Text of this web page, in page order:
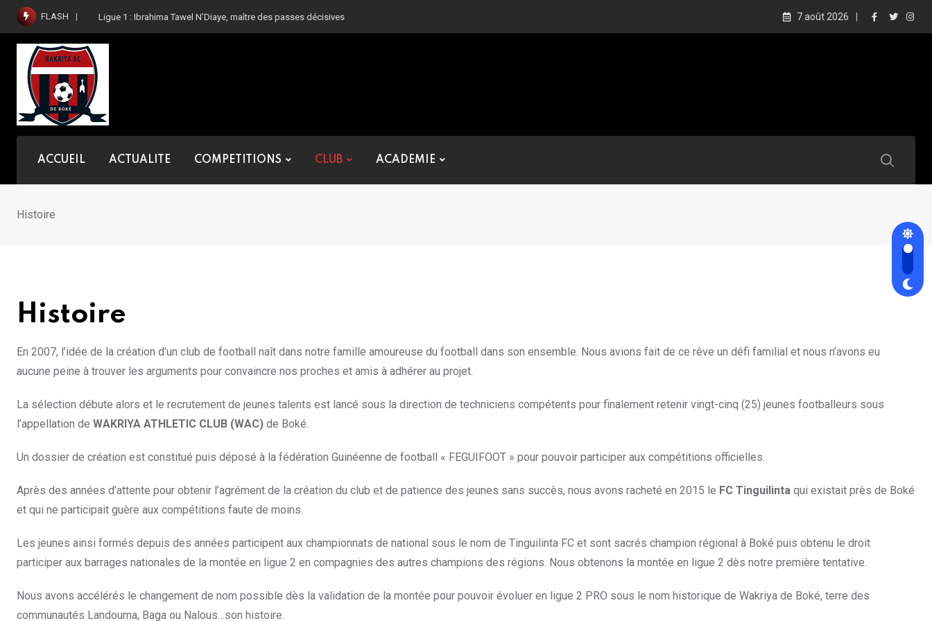
Skip
content
FLASH Ligue 1 : Ibrahima Tawel N’Diaye, maître des passes décisives 7 août 2026
ACCUEIL ACTUALITE COMPETITIONS CLUB ACADEMIE
Histoire
Histoire
En 2007, l’idée de la création d’un club de football naît dans notre famille amoureuse du football dans son ensemble. Nous avions fait de ce rêve un défi familial et nous n’avons eu
aucune peine à trouver les arguments pour convaincre nos proches et amis à adhérer au projet.
La sélection débute alors et le recrutement de jeunes talents est lancé sous la direction de techniciens compétents pour finalement retenir vingt-cinq (25) jeunes footballeurs sous
l’appellation de WAKRIYA ATHLETIC CLUB (WAC) de Boké.
Un dossier de création est constitué puis déposé à la fédération Guinéenne de football « FEGUIFOOT » pour pouvoir participer aux compétitions officielles.
Après des années d’attente pour obtenir l’agrément de la création du club et de patience des jeunes sans succès, nous avons racheté en 2015 le FC Tinguilinta qui existait près de Boké
et qui ne participait guère aux compétitions faute de moins.
Les jeunes ainsi formés depuis des années participent aux championnats de national sous le nom de Tinguilinta FC et sont sacrés champion régional à Boké puis obtenu le droit
participer aux barrages nationales de la montée en ligue 2 en compagnies des autres champions des régions. Nous obtenons la montée en ligue 2 dès notre première tentative.
Nous avons accélérés le changement de nom possible dès la validation de la montée pour pouvoir évoluer en ligue 2 PRO sous le nom historique de Wakriya de Boké, terre des
communautés Landouma, Baga ou Nalous…son histoire.